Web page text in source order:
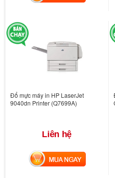
Đổ mực máy in HP LaserJet
9040dn Printer (Q7699A)
Liên hệ
MUA NGAY